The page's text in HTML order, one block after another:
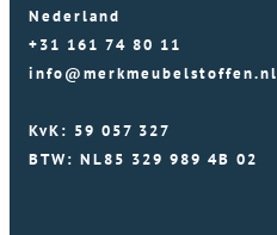
Nederland
+31 161 74 80 11
info@merkmeubelstoffen.nl
KvK: 59 057 327
BTW: NL85 329 989 4B 02